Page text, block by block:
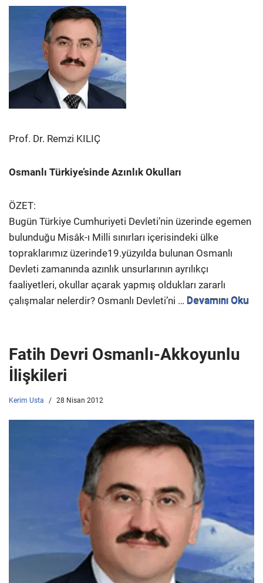
Prof. Dr. Remzi KILIÇ
Osmanlı Türkiye’sinde Azınlık Okulları
ÖZET:
Bugün Türkiye Cumhuriyeti Devleti’nin üzerinde egemen
bulunduğu Misâk-ı Milli sınırları içerisindeki ülke
topraklarımız üzerinde19.yüzyılda bulunan Osmanlı
Devleti zamanında azınlık unsurlarının ayrılıkçı
faaliyetleri, okullar açarak yapmış oldukları zararlı
çalışmalar nelerdir? Osmanlı Devleti’ni … Devamını Oku
Fatih Devri Osmanlı-Akkoyunlu
İlişkileri
Kerim Usta 28 Nisan 2012